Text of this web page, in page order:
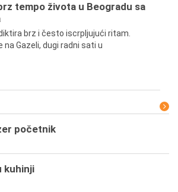
tempo života u Beogradu sa
brz i često iscrpljujući ritam.
na Gazeli, dugi radni sati u
početnik
kuhinji